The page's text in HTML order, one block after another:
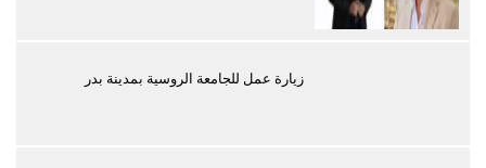
زيارة عمل للجامعة الروسية بمدينة بدر